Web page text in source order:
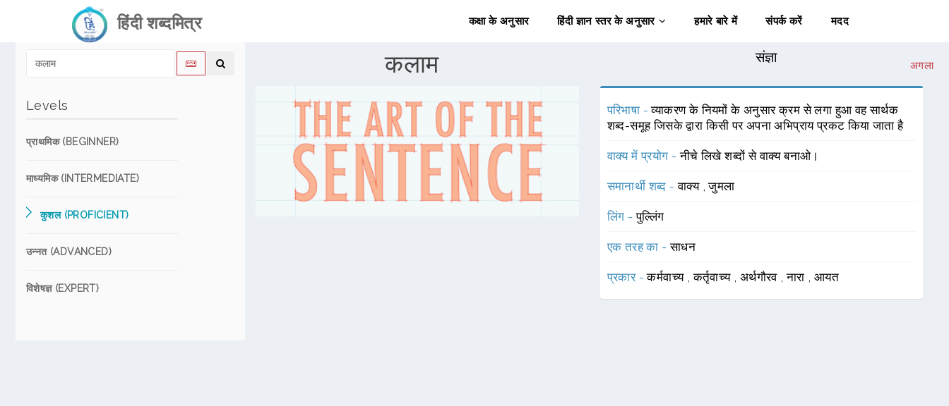
हिंदी शब्दमित्र कक्षा के अनुसार हिंदी ज्ञान स्तर के अनुसार हमारे बारे में संपर्क करें मदद
Levels
प्राथमिक (BEGINNER)
माध्यमिक (INTERMEDIATE)
कुशल (PROFICIENT)
उन्नत (ADVANCED)
विशेषज्ञ (EXPERT)
कलाम संज्ञा
अगला
परिभाषा -व्याकरण के नियमों के अनुसार क्रम से लगा हुआ वह सार्थक
शब्द-समूह जिसके द्वारा किसी पर अपना अभिप्राय प्रकट किया जाता है
वाक्य में प्रयोग -नीचे लिखे शब्दों से वाक्य बनाओ।
समानार्थी शब्द -वाक्य ,जुमला
लिंग -पुल्लिंग
एक तरह का -साधन
प्रकार -कर्मवाच्य ,कर्तृवाच्य , अर्थगौरव ,नारा , आयत